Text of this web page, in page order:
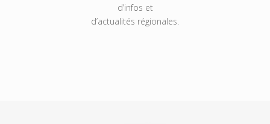
d’infos et
d’actualités régionales.